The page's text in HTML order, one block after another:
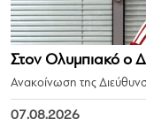
Στον Ολυμπιακό ο
Ανακοίνωση της
07.08.2026